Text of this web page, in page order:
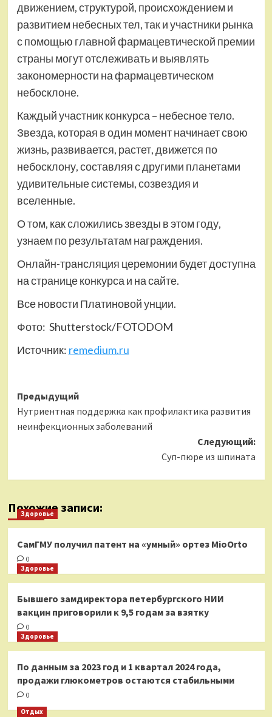
движением, структурой, происхождением и
развитием небесных тел, так и участники рынка
с помощью главной фармацевтической премии
страны могут отслеживать и выявлять
закономерности на фармацевтическом
небосклоне.
Каждый участник конкурса – небесное тело.
Звезда, которая в один момент начинает свою
жизнь, развивается, растет, движется по
небосклону, составляя с другими планетами
удивительные системы, созвездия и
вселенные.
О том, как сложились звезды в этом году,
узнаем по результатам награждения.
Онлайн-трансляция церемонии будет доступна
на странице конкурса и на сайте.
Все новости Платиновой унции.
Фото: Shutterstoсk/FOTODOM
Источник: remedium.ru
Навигация
записи
Предыдущий
Нутриентная поддержка как профилактика развития
неинфекционных заболеваний
Следующий:
Суп-пюре из шпината
Похожие записи:
Здоровье
СамГМУ получил патент на «умный» ортез MioOrto
0
Здоровье
Бывшего замдиректора петербургского НИИ
вакцин приговорили к 9,5 годам за взятку
0
Здоровье
По данным за 2023 год и 1 квартал 2024 года,
продажи глюкометров остаются стабильными
0
Отдых